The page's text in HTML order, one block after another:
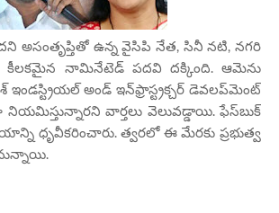
అసంతృప్తితో ఉన్న వైసిపి నేత, సినీ నటి, నగరి
కీలకమైన నామినేటెడ్ పదవి దక్కింది. ఆమెను
ఇండస్ట్రియల్ అండ్ ఇన్‌ఫ్రాస్ట్రక్చర్ డెవలప్‌మెంట్
వార్తలు వెలువడ్డాయి. ఫేస్‌బుక్‌
ధృవీకరించారు. త్వరలో ఈ మేరకు ప్రభుత్వ